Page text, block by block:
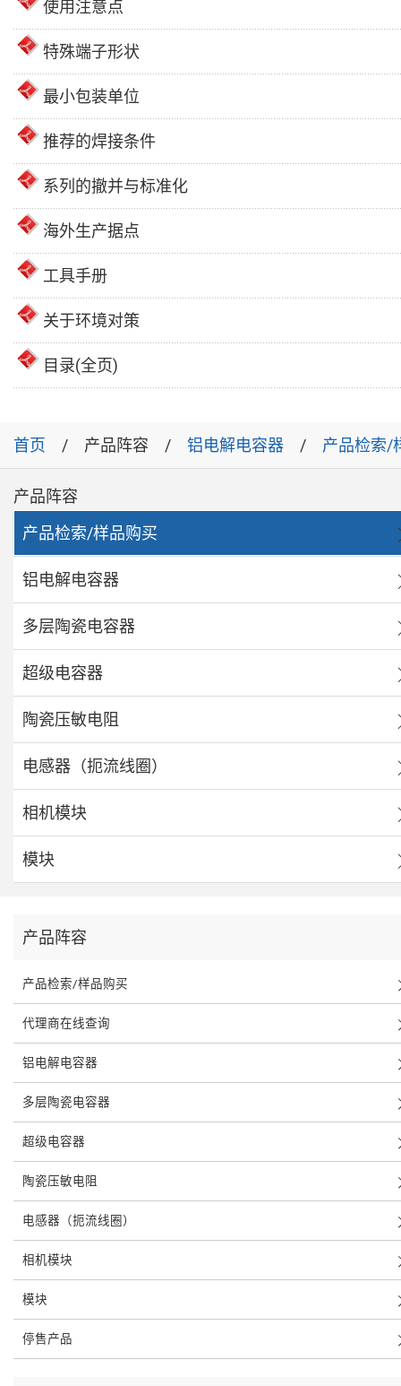
使用注意点
特殊端子形状
最小包装单位
推荐的焊接条件
系列的撤并与标准化
海外生产据点
工具手册
关于环境对策
目录(全页)
首页 产品阵容 铝电解电容器 产品检索/
产品阵容
产品检索/样品购买
铝电解电容器
多层陶瓷电容器
超级电容器
陶瓷压敏电阻
电感器（扼流线圈）
相机模块
模块
产品阵容
产品检索/样品购买
代理商在线查询
铝电解电容器
多层陶瓷电容器
超级电容器
陶瓷压敏电阻
电感器（扼流线圈）
相机模块
模块
停售产品